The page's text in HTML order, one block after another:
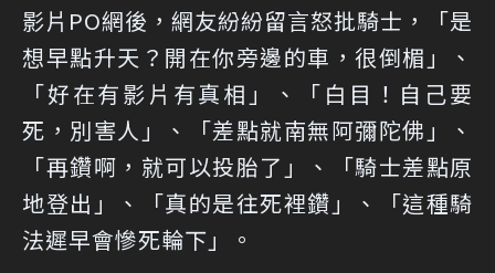
影片PO網後，網友紛紛留言怒批騎士，「是
想早點升天？開在你旁邊的車，很倒楣」、
「好在有影片有真相」、「白目！自己要
死，別害人」、「差點就南無阿彌陀佛」、
「再鑽啊，就可以投胎了」、「騎士差點原
地登出」、「真的是往死裡鑽」、「這種騎
法遲早會慘死輪下」。